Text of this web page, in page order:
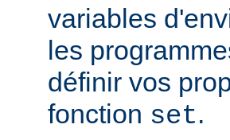
variables
les
définir vos
fonction set.